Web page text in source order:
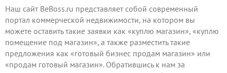
Наш сайт BeBoss.ru представляет собой современный
портал коммерческой недвижимости, на котором вы
можете оставить такие заявки как «куплю магазин», «куплю
помещение под магазин», а также разместитьтакие
предложения как «готовый бизнес продам магазин» или
«продам готовый магазин». Обратившись к нам за